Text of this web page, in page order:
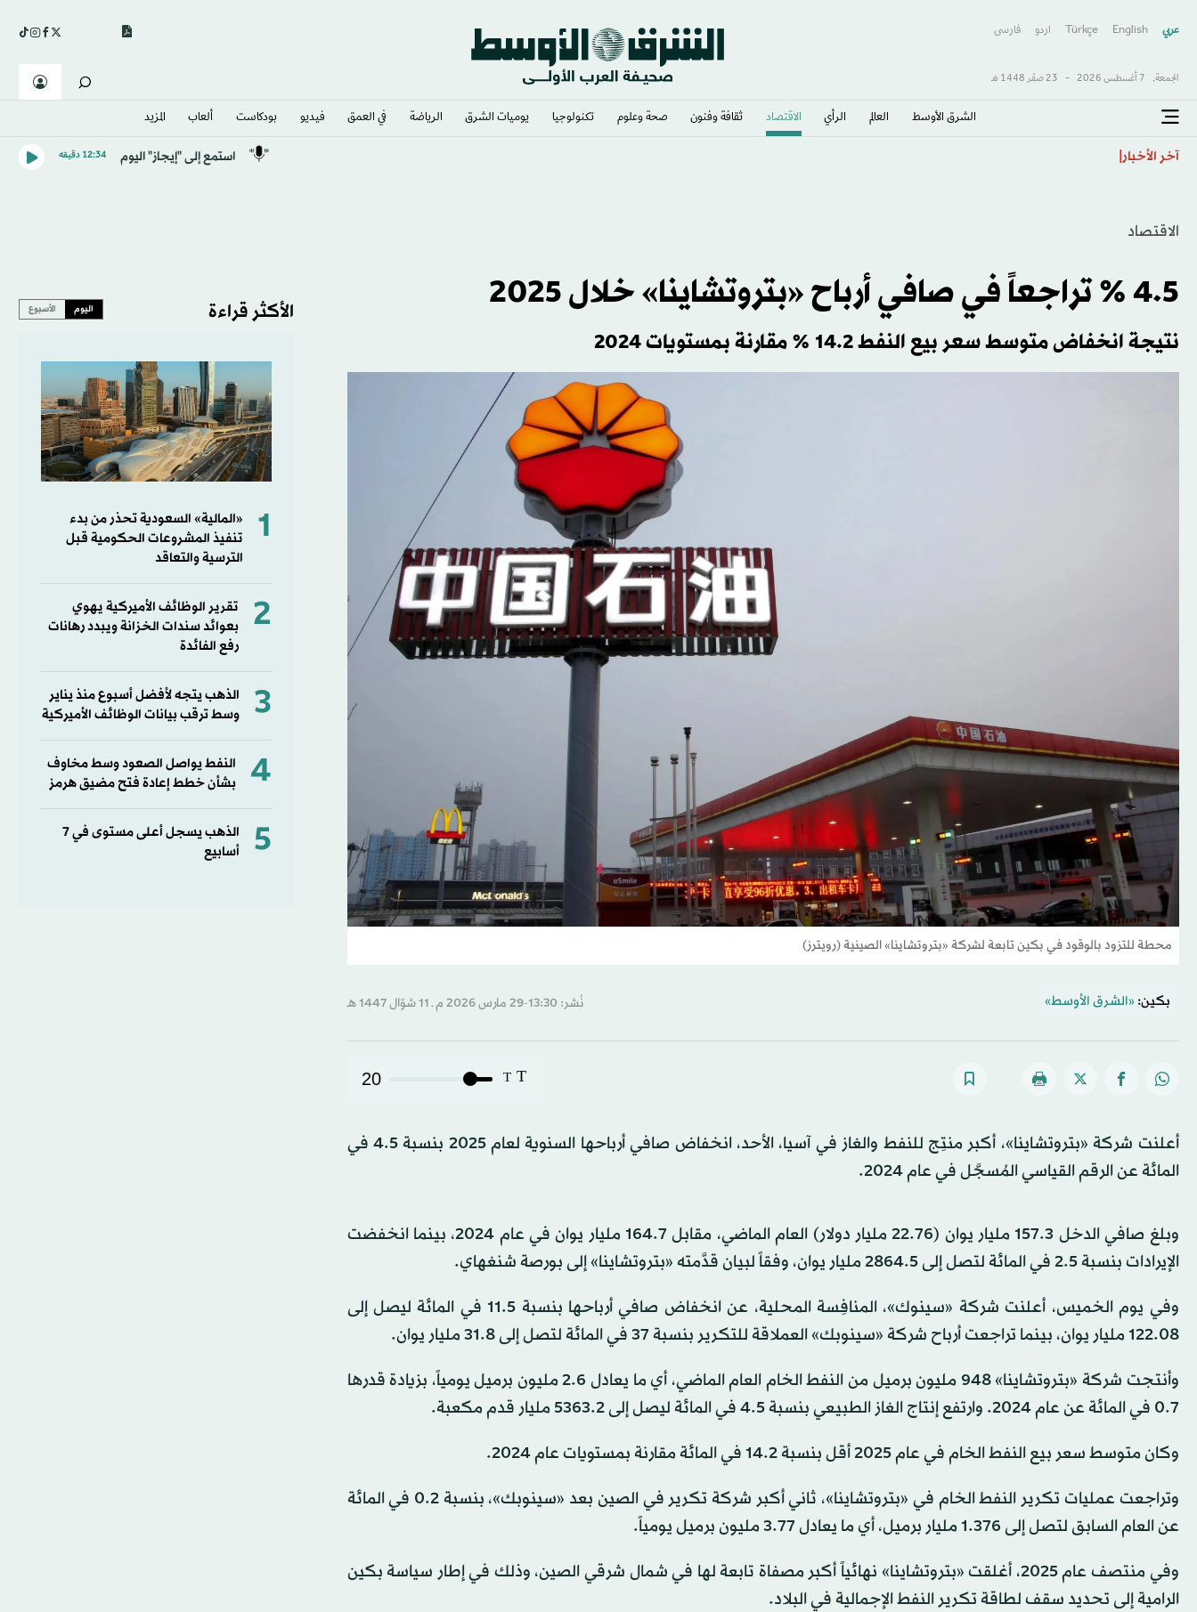
عربي English
Türkçe اردو فارسى
الجمعة, 7 أغسطس 2026 - 23 صفَر 1448 هـ
الشرق الأوسط​ العالم الرأي الاقتصاد ثقافة وفنون صحة وعلوم تكنولوجيا يوميات الشرق​ الرياضة في العمق فيديو بودكاست ألعاب المزيد
آخر الأخبار استمع إلى "إيجاز" اليوم 12:34 دقيقه
الاقتصاد
4.5 % تراجعاً في صافي أرباح «بتروتشاينا» خلال 2025
نتيجة انخفاض متوسط ​​سعر بيع النفط 14.2 % مقارنة بمستويات 2024
محطة للتزود بالوقود في بكين تابعة لشركة «بتروتشاينا» الصينية (رويترز)
بكين: «الشرق الأوسط» نُشر: 13:30-29 مارس 2026 م ـ 11 شوّال 1447 هـ
T
T
20
أعلنت شركة «بتروتشاينا»، أكبر منتِج للنفط والغاز في آسيا، الأحد، انخفاض صافي أرباحها السنوية لعام 2025 بنسبة 4.5 في
المائة عن الرقم القياسي المُسجَّل في عام 2024.
وبلغ صافي الدخل 157.3 مليار يوان (22.76 مليار دولار) العام الماضي، مقابل 164.7 مليار يوان في عام 2024، بينما انخفضت
الإيرادات بنسبة 2.5 في المائة لتصل إلى 2864.5 مليار يوان، وفقاً لبيان قدَّمته «بتروتشاينا» إلى بورصة شنغهاي.
وفي يوم الخميس، أعلنت شركة «سينوك»، المنافِسة المحلية، عن انخفاض صافي أرباحها بنسبة 11.5 في المائة ليصل إلى
122.08 مليار يوان، بينما تراجعت أرباح شركة «سينوبك» العملاقة للتكرير بنسبة 37 في المائة لتصل إلى 31.8 مليار يوان.
وأنتجت شركة «بتروتشاينا» 948 مليون برميل من النفط الخام العام الماضي، أي ما يعادل 2.6 مليون برميل يومياً، بزيادة قدرها
0.7 في المائة عن عام 2024. وارتفع إنتاج الغاز الطبيعي بنسبة 4.5 في المائة ليصل إلى 5363.2 مليار قدم مكعبة.
وكان متوسط ​​سعر بيع النفط الخام في عام 2025 أقل بنسبة 14.2 في المائة مقارنة بمستويات عام 2024.
وتراجعت عمليات تكرير النفط الخام في «بتروتشاينا»، ثاني أكبر شركة تكرير في الصين بعد «سينوبك»، بنسبة 0.2 في المائة
عن العام السابق لتصل إلى 1.376 مليار برميل، أي ما يعادل 3.77 مليون برميل يومياً.
وفي منتصف عام 2025، أغلقت «بتروتشاينا» نهائياً أكبر مصفاة تابعة لها في شمال شرقي الصين، وذلك في إطار سياسة بكين
الرامية إلى تحديد سقف لطاقة تكرير النفط الإجمالية في البلاد.
الأكثر قراءة اليوم الأسبوع
1
«المالية» السعودية تحذر من بدء
تنفيذ المشروعات الحكومية قبل
الترسية والتعاقد
2
تقرير الوظائف الأميركية يهوي
بعوائد سندات الخزانة ويبدد رهانات
رفع الفائدة
3
الذهب يتجه لأفضل أسبوع منذ يناير
وسط ترقب بيانات الوظائف الأميركية
4
النفط يواصل الصعود وسط مخاوف
بشأن خطط إعادة فتح مضيق هرمز
5
الذهب يسجل أعلى مستوى في 7
أسابيع